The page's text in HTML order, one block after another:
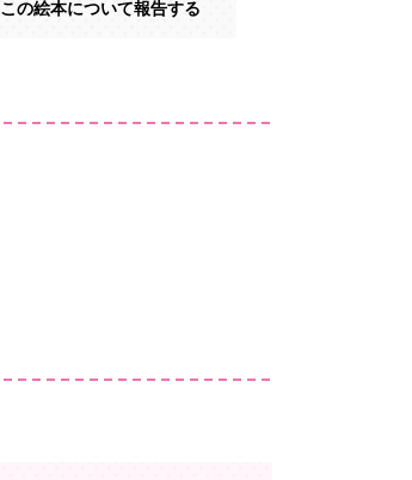
この絵本について報告する